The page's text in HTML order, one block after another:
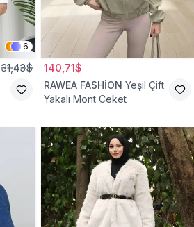
6
31,43$ 140,71$
RAWEA FASHİON Yeşil Çift
Yakalı Mont Ceket